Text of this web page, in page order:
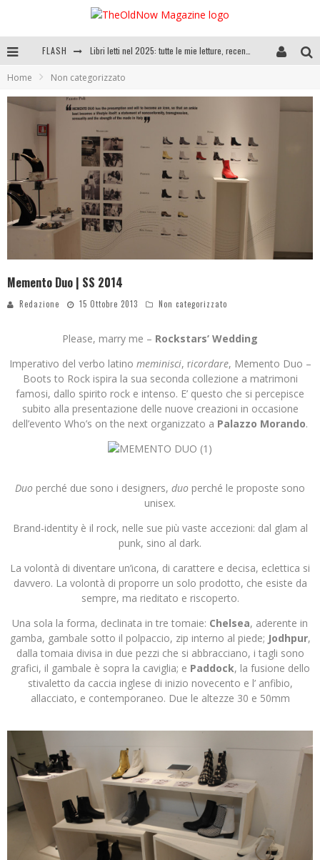
FLASH
Home Non categorizzato
Memento Duo | SS 2014
Redazione 15 Ottobre 2013 Non categorizzato
Please, marry me – Rockstars’ Wedding
Imperativo del verbo latino meminisci, ricordare, Memento Duo –
Boots to Rock ispira la sua seconda collezione a matrimoni
famosi, dallo spirito rock e intenso. E’ questo che si percepisce
subito alla presentazione delle nuove creazioni in occasione
dell’evento Who’s on the next organizzato a Palazzo Morando.
Duo perché due sono i designers, duo perché le proposte sono
unisex.
Brand-identity è il rock, nelle sue più vaste accezioni: dal glam al
punk, sino al dark.
La volontà di diventare un’icona, di carattere e decisa, eclettica si
davvero. La volontà di proporre un solo prodotto, che esiste da
sempre, ma rieditato e riscoperto.
Una sola la forma, declinata in tre tomaie: Chelsea, aderente in
gamba, gambale sotto il polpaccio, zip interno al piede; Jodhpur,
dalla tomaia divisa in due pezzi che si abbracciano, i tagli sono
grafici, il gambale è sopra la caviglia; e Paddock, la fusione dello
stivaletto da caccia inglese di inizio novecento e l’ anfibio,
allacciato, e contemporaneo. Due le altezze 30 e 50mm